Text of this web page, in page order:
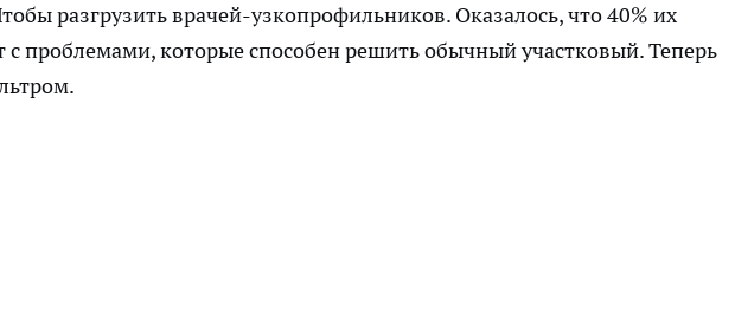
разгрузить врачей-узкопрофильников. Оказалось, что 40% их
с проблемами, которые способен решить обычный участковый. Теперь